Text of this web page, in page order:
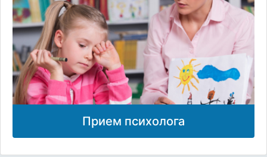
Прием психолога